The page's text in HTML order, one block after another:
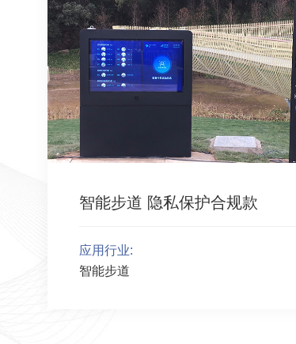
智能步道 隐私保护合规款
应用行业:
智能步道